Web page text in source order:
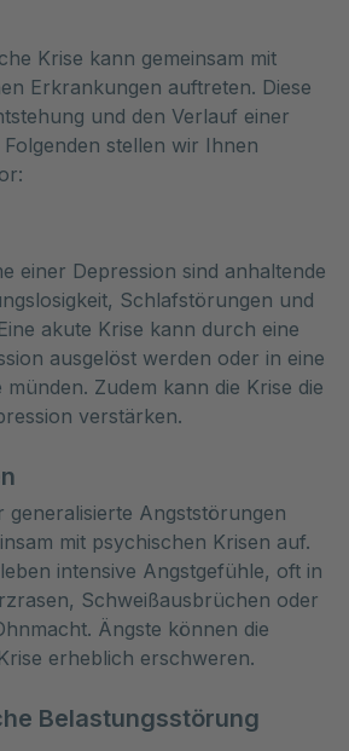
Krise kann gemeinsam mit
Erkrankungen auftreten. Diese
und den Verlauf einer
stellen wir Ihnen
einer Depression sind anhaltende
Schlafstörungen und
akute Krise kann durch eine
ausgelöst werden oder in eine
münden. Zudem kann die Krise die
verstärken.
generalisierte Angststörungen
mit psychischen Krisen auf.
intensive Angstgefühle, oft in
Schweißausbrüchen oder
Ängste können die
erheblich erschweren.
Belastungsstörung